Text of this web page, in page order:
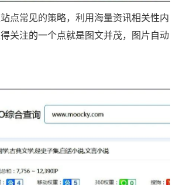
常见的策略，利用海量资讯相关性内
关注的一个点就是图文并茂，图片自动